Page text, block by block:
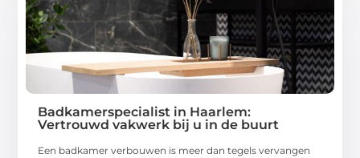
Badkamerspecialist in Haarlem:
Vertrouwd vakwerk bij u in de buurt
Een badkamer verbouwen is meer dan tegels vervangen